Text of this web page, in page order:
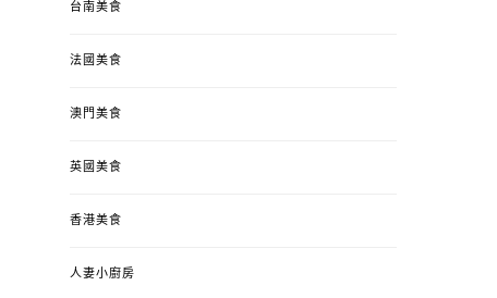
台南美食
法國美食
澳門美食
英國美食
香港美食
人妻小廚房